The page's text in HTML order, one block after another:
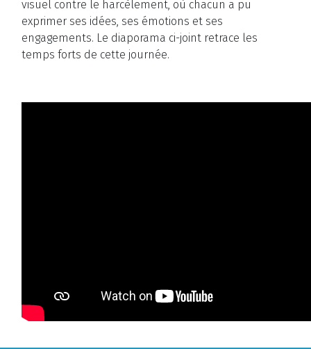
visuel contre le harcèlement, où chacun a pu
exprimer ses idées, ses émotions et ses
engagements. Le diaporama ci-joint retrace les
temps forts de cette journée.